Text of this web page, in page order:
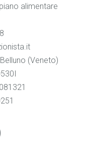
alimentare
(Veneto)